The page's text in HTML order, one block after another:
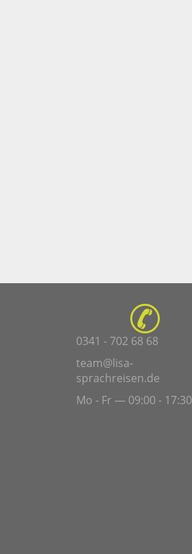
0341 - 702 68 68
team@lisa-
sprachreisen.de
Mo - Fr — 09:00 - 17:30